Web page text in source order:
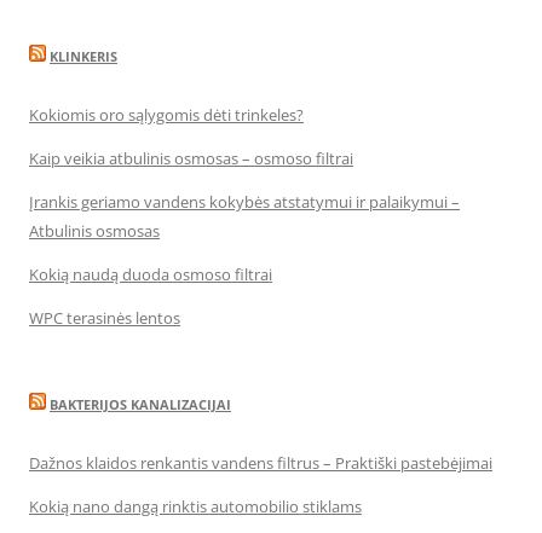
KLINKERIS
Kokiomis oro sąlygomis dėti trinkeles?
Kaip veikia atbulinis osmosas – osmoso filtrai
Įrankis geriamo vandens kokybės atstatymui ir palaikymui –
Atbulinis osmosas
Kokią naudą duoda osmoso filtrai
WPC terasinės lentos
BAKTERIJOS KANALIZACIJAI
Dažnos klaidos renkantis vandens filtrus – Praktiški pastebėjimai
Kokią nano dangą rinktis automobilio stiklams